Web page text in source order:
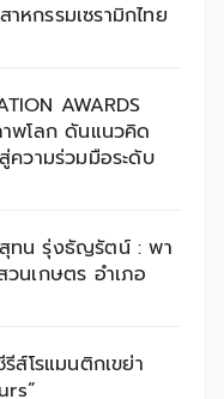
หกรรมเซรามิกไทย
AWARDS
พโลก ดันแนวคิด
ความร่วมมือระดับ
ทน รุ่งธัญรัตน์ : พา
นเกษตร อำเภอ
ส์โรแมนติกเขย่า